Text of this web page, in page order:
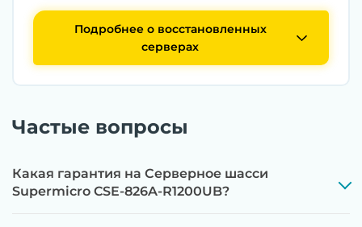
Подробнее о восстановленных
серверах
Частые вопросы
Какая гарантия на Серверное шасси
Supermicro CSE-826A-R1200UB?